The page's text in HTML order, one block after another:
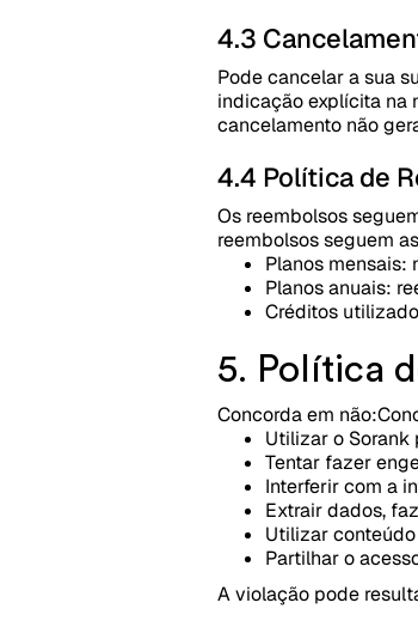
4.3
Pode cancelar a sua
indicação explícita na
cancelamento não
4.4 Política de
Os reembolsos
reembolsos seguem
Planos mensais:
Planos anuais:
Créditos
5. Política
Concorda em não:
Utilizar o
Tentar fazer
Interferir com a
Extrair dados,
Utilizar
Partilhar o
A violação pode